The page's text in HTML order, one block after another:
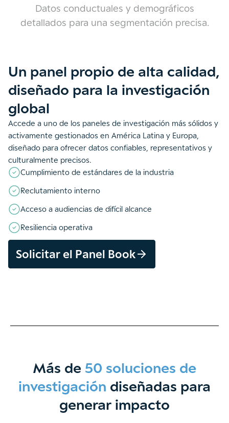
Datos conductuales y demográficos
detallados para una segmentación precisa.
Un panel propio de alta calidad,
diseñado para la investigación
global
Accede a uno de los paneles de investigación más sólidos y
activamente gestionados en América Latina y Europa,
diseñado para ofrecer datos confiables, representativos y
culturalmente precisos.
Cumplimiento de estándares de la industria
Reclutamiento interno
Acceso a audiencias de difícil alcance
Resiliencia operativa
Solicitar el Panel Book
Más de 50 soluciones de
investigación diseñadas para
generar impacto